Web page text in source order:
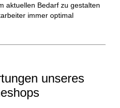
aktuellen Bedarf zu gestalten
immer optimal
unseres